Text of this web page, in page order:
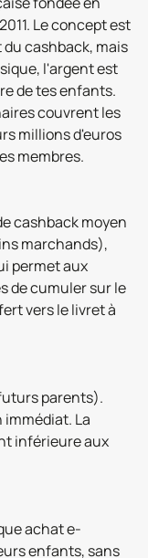
Le concept est
cashback, mais
l'argent est
de tes enfants.
couvrent les
millions d'euros
membres.
cashback moyen
marchands),
permet aux
de cumuler sur le
vers le livret à
parents).
immédiat. La
inférieure aux
achat e-
enfants, sans